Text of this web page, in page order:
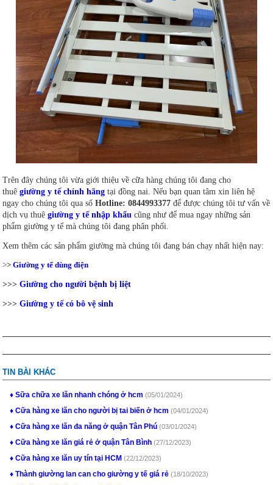
Trên đây chúng tôi vừa giới thiệu về cữa hàng chúng tôi đang cho
thuêgiường y tế chính hãng tại đồng nai. Nếu bạn quan tâm xin liên hệ
ngay cho chúng tôi qua sốHotline: 0844993377 để được chúng tôi tư vấn về
dịch vụ thuêgiường y tế nhập khẩu cũng như để mua ngay những sản
phẩm giường y tế mà chúng tôi đang phân phối.
Xem thêm các sản phẩm giường mà chúng tôi đang bán chạy nhất hiện nay:
>>Giường y tế dùng điện
>>>Giường cho người bệnh bị liệt
>>>Giường y tế có bô vệ sinh
TIN BÀI KHÁC
Sữa chữa xe lăn nhanh chóng ở hcm(05/01/2024)
Cữa hàng xe lăn cho người bị tai biến ở hcm(04/01/2024)
Cữa hàng xe lăn đa năng ở quận Tân Phú(03/01/2024)
Cữa hàng xe lăn giá rẻ ở quận Tân Bình(27/12/2023)
Cữa hàng xe lăn uy tín tại HCM(22/12/2023)
Thành giường lan can cho giường y tế giá rẻ(18/10/2023)